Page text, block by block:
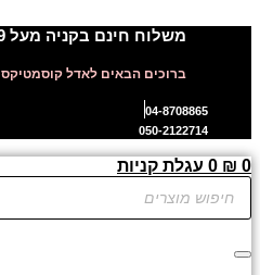
דלג
משלוח חינם בקניה מעל ₪299 | עד 5 ימי עסקים
ברוכים הבאים לאדל קוסמטיקס
04-8708865
050-2122714
₪ 0
0 עגלת קניות
Products
search